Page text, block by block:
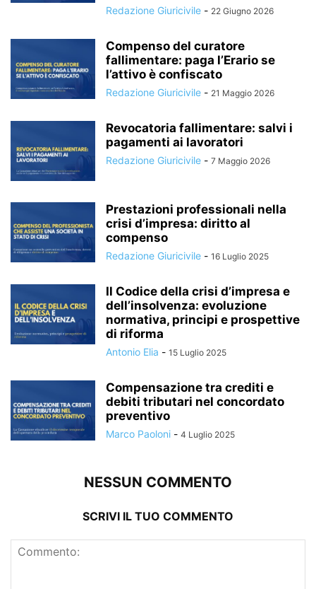
Redazione Giuricivile - 22 Giugno 2026
Compenso del curatore
fallimentare: paga l’Erario se
l’attivo è confiscato
Redazione Giuricivile - 21 Maggio 2026
Revocatoria fallimentare: salvi i
pagamenti ai lavoratori
Redazione Giuricivile - 7 Maggio 2026
Prestazioni professionali nella
crisi d’impresa: diritto al
compenso
Redazione Giuricivile - 16 Luglio 2025
Il Codice della crisi d’impresa e
dell’insolvenza: evoluzione
normativa, principi e prospettive
di riforma
Antonio Elia - 15 Luglio 2025
Compensazione tra crediti e
debiti tributari nel concordato
preventivo
Marco Paoloni - 4 Luglio 2025
NESSUN COMMENTO
SCRIVI IL TUO COMMENTO